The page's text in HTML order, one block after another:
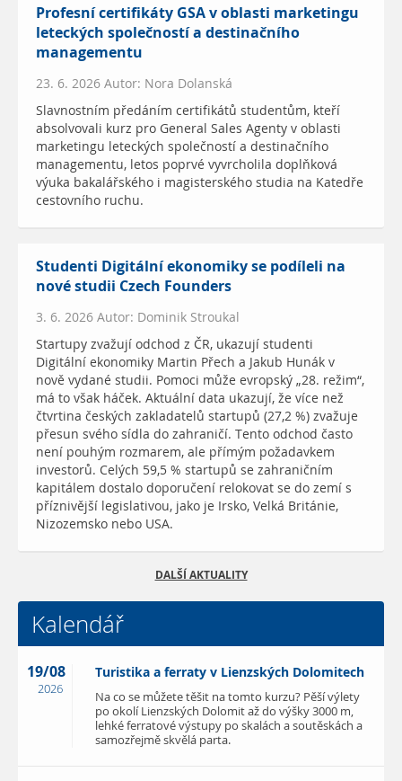
Profesní certifikáty GSA v oblasti marketingu
leteckých společností a destinačního
managementu
23. 6. 2026 Autor: Nora Dolanská
Slavnostním předáním certifikátů studentům, kteří
absolvovali kurz pro General Sales Agenty v oblasti
marketingu leteckých společností a destinačního
managementu, letos poprvé vyvrcholila doplňková
výuka bakalářského i magisterského studia na Katedře
cestovního ruchu.
Studenti Digitální ekonomiky se podíleli na
nové studii Czech Founders
3. 6. 2026 Autor: Dominik Stroukal
Startupy zvažují odchod z ČR, ukazují studenti
Digitální ekonomiky Martin Přech a Jakub Hunák v
nově vydané studii. Pomoci může evropský „28. režim“,
má to však háček. Aktuální data ukazují, že více než
čtvrtina českých zakladatelů startupů (27,2 %) zvažuje
přesun svého sídla do zahraničí. Tento odchod často
není pouhým rozmarem, ale přímým požadavkem
investorů. Celých 59,5 % startupů se zahraničním
kapitálem dostalo doporučení relokovat se do zemí s
příznivější legislativou, jako je Irsko, Velká Británie,
Nizozemsko nebo USA.
DALŠÍ AKTUALITY
Kalendář
19/08
2026
Turistika a ferraty v Lienzských Dolomitech
Na co se můžete těšit na tomto kurzu? Pěší výlety
po okolí Lienzských Dolomit až do výšky 3000 m,
lehké ferratové výstupy po skalách a soutěskách a
samozřejmě skvělá parta.